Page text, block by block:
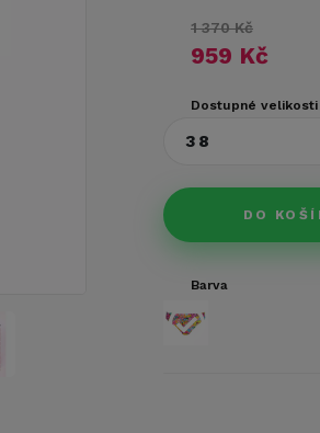
1 370 Kč
959 Kč
Dostupné velikosti
38
DO
Barva